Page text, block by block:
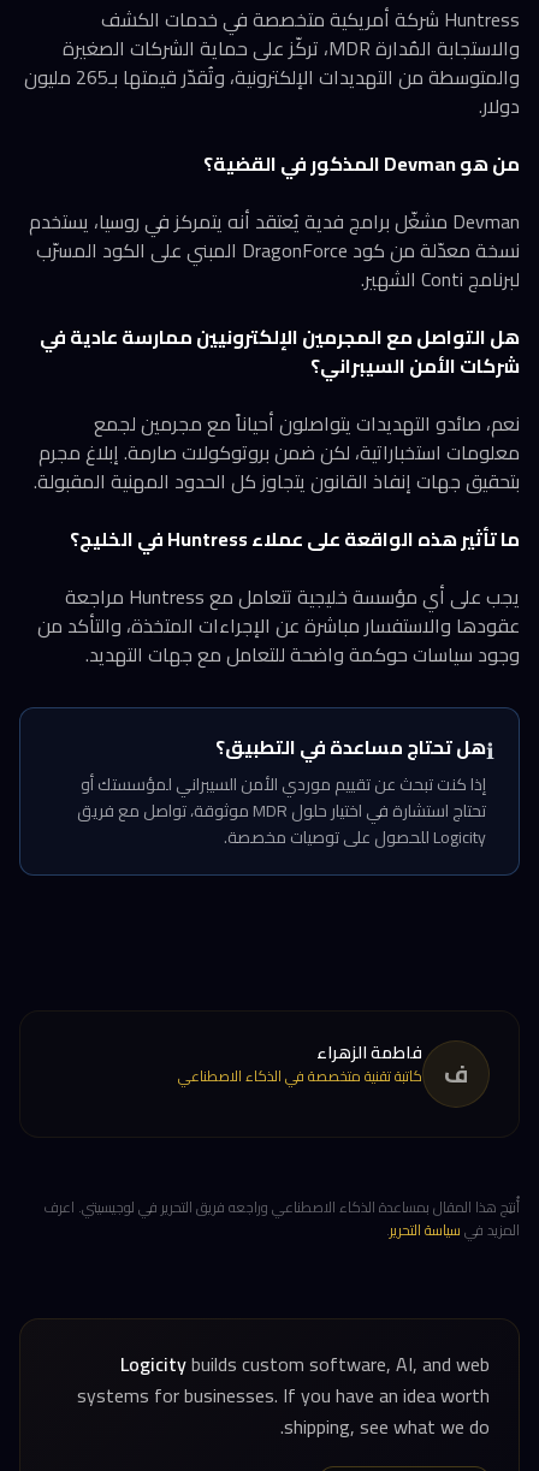
Huntress شركة أمريكية متخصصة في خدمات الكشف
والاستجابة المُدارة MDR، تركّز على حماية الشركات الصغيرة
والمتوسطة من التهديدات الإلكترونية، وتُقدّر قيمتها بـ265 مليون
دولار.
من هو Devman المذكور في القضية؟
Devman مشغّل برامج فدية يُعتقد أنه يتمركز في روسيا، يستخدم
نسخة معدّلة من كود DragonForce المبني على الكود المسرّب
لبرنامج Conti الشهير.
هل التواصل مع المجرمين الإلكترونيين ممارسة عادية في
شركات الأمن السيبراني؟
نعم، صائدو التهديدات يتواصلون أحياناً مع مجرمين لجمع
معلومات استخباراتية، لكن ضمن بروتوكولات صارمة. إبلاغ مجرم
بتحقيق جهات إنفاذ القانون يتجاوز كل الحدود المهنية المقبولة.
ما تأثير هذه الواقعة على عملاء Huntress في الخليج؟
يجب على أي مؤسسة خليجية تتعامل مع Huntress مراجعة
عقودها والاستفسار مباشرة عن الإجراءات المتخذة، والتأكد من
وجود سياسات حوكمة واضحة للتعامل مع جهات التهديد.
ℹ️هل تحتاج مساعدة في التطبيق؟
إذا كنت تبحث عن تقييم موردي الأمن السيبراني لمؤسستك أو
تحتاج استشارة في اختيار حلول MDR موثوقة، تواصل مع فريق
Logicity للحصول على توصيات مخصصة.
ف فاطمة الزهراء
كاتبة تقنية متخصصة في الذكاء الاصطناعي
أُنتِج هذا المقال بمساعدة الذكاء الاصطناعي وراجعه فريق التحرير في لوجيسيتي. اعرف
المزيد فيسياسة التحرير.
Logicitybuilds custom software, AI, and web
systems for businesses. If you have an idea worth
shipping, see what we do.